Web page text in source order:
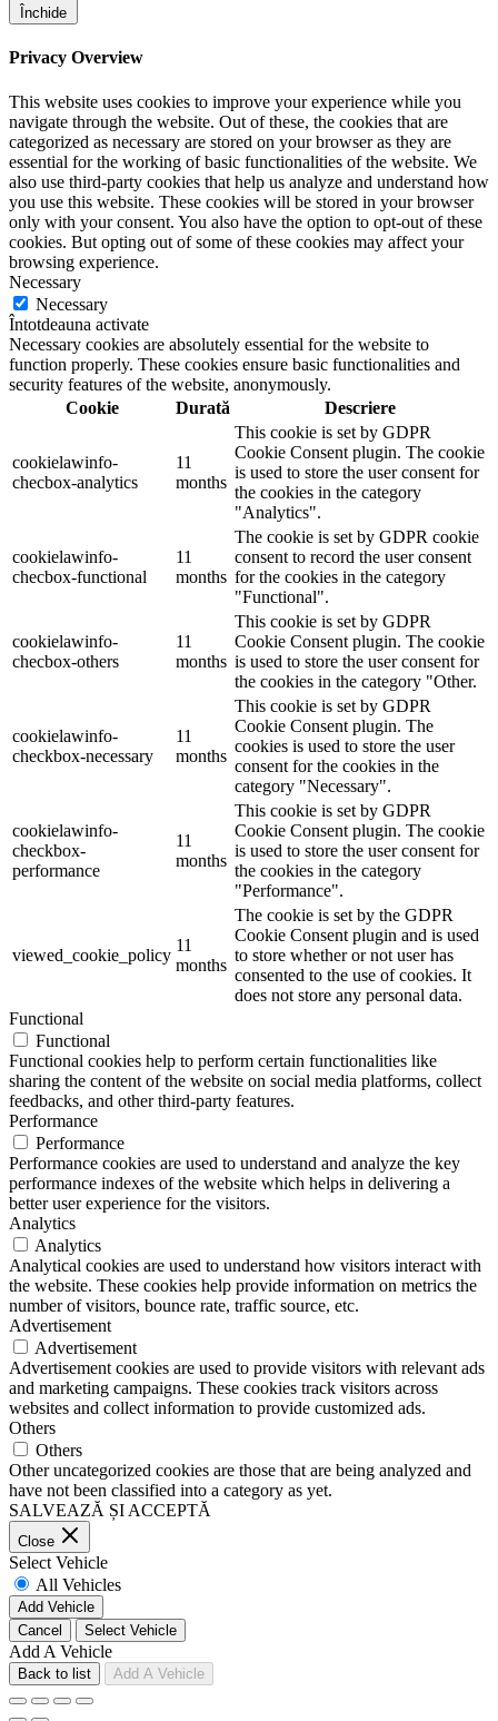
Închide
Privacy Overview
This website uses cookies to improve your experience while you
navigate through the website. Out of these, the cookies that are
categorized as necessary are stored on your browser as they are
essential for the working of basic functionalities of the website. We
also use third-party cookies that help us analyze and understand how
you use this website. These cookies will be stored in your browser
only with your consent. You also have the option to opt-out of these
cookies. But opting out of some of these cookies may affect your
browsing experience.
Necessary
Necessary
Întotdeauna activate
Necessary cookies are absolutely essential for the website to
function properly. These cookies ensure basic functionalities and
security features of the website, anonymously.
Cookie
Durată Descriere
cookielawinfo-
checbox-analytics
11
months
This cookie is set by GDPR
Cookie Consent plugin. The cookie
is used to store the user consent for
the cookies in the category
"Analytics".
cookielawinfo-
checbox-functional
11
months
The cookie is set by GDPR cookie
consent to record the user consent
for the cookies in the category
"Functional".
cookielawinfo-
checbox-others
11
months
This cookie is set by GDPR
Cookie Consent plugin. The cookie
is used to store the user consent for
the cookies in the category "Other.
cookielawinfo-
checkbox-necessary
11
months
This cookie is set by GDPR
Cookie Consent plugin. The
cookies is used to store the user
consent for the cookies in the
category "Necessary".
cookielawinfo-
checkbox-
performance
11
months
This cookie is set by GDPR
Cookie Consent plugin. The cookie
is used to store the user consent for
the cookies in the category
"Performance".
viewed_cookie_policy
11
months
The cookie is set by the GDPR
Cookie Consent plugin and is used
to store whether or not user has
consented to the use of cookies. It
does not store any personal data.
Functional
Functional
Functional cookies help to perform certain functionalities like
sharing the content of the website on social media platforms, collect
feedbacks, and other third-party features.
Performance
Performance
Performance cookies are used to understand and analyze the key
performance indexes of the website which helps in delivering a
better user experience for the visitors.
Analytics
Analytics
Analytical cookies are used to understand how visitors interact with
the website. These cookies help provide information on metrics the
number of visitors, bounce rate, traffic source, etc.
Advertisement
Advertisement
Advertisement cookies are used to provide visitors with relevant ads
and marketing campaigns. These cookies track visitors across
websites and collect information to provide customized ads.
Others
Others
Other uncategorized cookies are those that are being analyzed and
have not been classified into a category as yet.
SALVEAZĂ ȘI ACCEPTĂ
Close
Select Vehicle
All Vehicles
Add Vehicle
Cancel
Select Vehicle
Add A Vehicle
Back to list Add A Vehicle